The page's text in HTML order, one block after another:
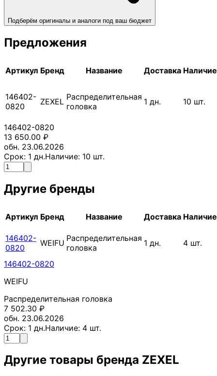
Подберём оригиналы и аналоги под ваш бюджет
Предложения
Артикул Бренд Название Доставка Наличие
146402-
0820
ZEXEL Распределительная
головка
1 дн. 10 шт.
146402-0820
13 650.00 ₽
обн. 23.06.2026
Срок: 1 дн.Наличие: 10 шт.
Другие бренды
Артикул Бренд Название Доставка Наличие
146402-
0820
WEIFU Распределительная
головка
1 дн. 4 шт.
146402-0820
WEIFU
Распределительная головка
7 502.30 ₽
обн. 23.06.2026
Срок: 1 дн.Наличие: 4 шт.
Другие товары бренда ZEXEL